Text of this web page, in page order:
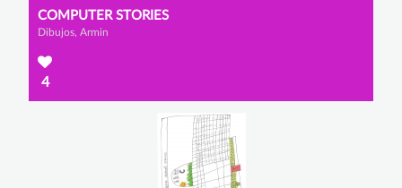
COMPUTER STORIES
Dibujos, Armin
4